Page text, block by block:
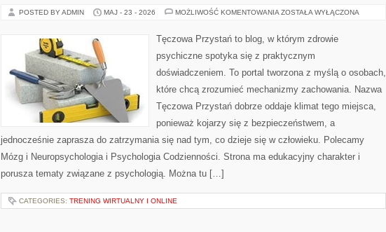
POSTED BY ADMIN MAJ - 23 - 2026 MOŻLIWOŚĆ KOMENTOWANIA MÓZG
ZOSTAŁA WYŁĄCZONA
Tęczowa Przystań to blog, w którym zdrowie
psychiczne spotyka się z praktycznym
doświadczeniem. To portal tworzona z myślą o osobach,
które chcą zrozumieć mechanizmy zachowania. Nazwa
Tęczowa Przystań dobrze oddaje klimat tego miejsca,
ponieważ kojarzy się z bezpieczeństwem, a
jednocześnie zaprasza do zatrzymania się nad tym, co dzieje się w człowieku. Polecamy
Mózg i Neuropsychologia i Psychologia Codzienności. Strona ma edukacyjny charakter i
porusza tematy związane z psychologią. Można tu […]
CATEGORIES: TRENING WIRTUALNY I ONLINE